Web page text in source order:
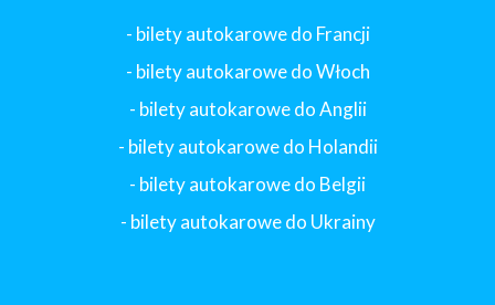
- bilety autokarowe do Francji
- bilety autokarowe do Włoch
- bilety autokarowe do Anglii
- bilety autokarowe do Holandii
- bilety autokarowe do Belgii
- bilety autokarowe do Ukrainy